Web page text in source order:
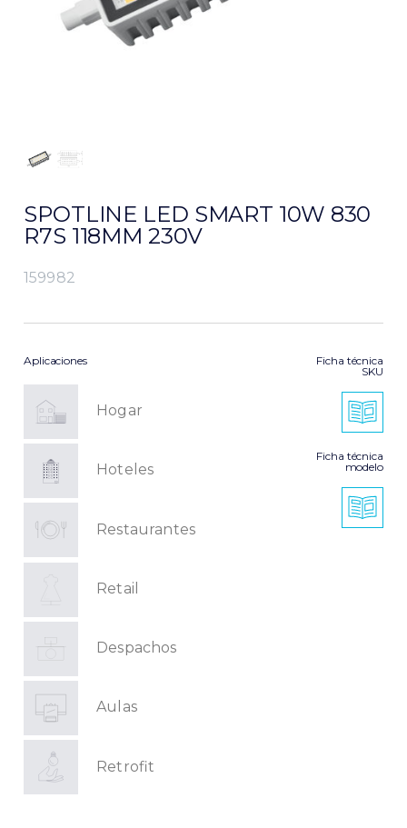
SPOTLINE LED SMART 10W 830
R7S 118MM 230V
159982
Aplicaciones
Hogar
Hoteles
Restaurantes
Retail
Despachos
Aulas
Retrofit
Ficha técnica
SKU
Ficha técnica
modelo